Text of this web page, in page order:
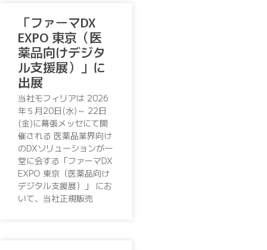
「ファーマDX
EXPO 東京（医
薬品向けデジタ
ル支援展）」に
出展
当社モフィリアは 2026
年５月20日(水)～ 22日
(金)に幕張メッセにて開
催される 医薬品業界向け
のDXソリューションが一
堂に会する「ファーマDX
EXPO 東京（医薬品向け
デジタル支援展）」 にお
いて、当社正規販売